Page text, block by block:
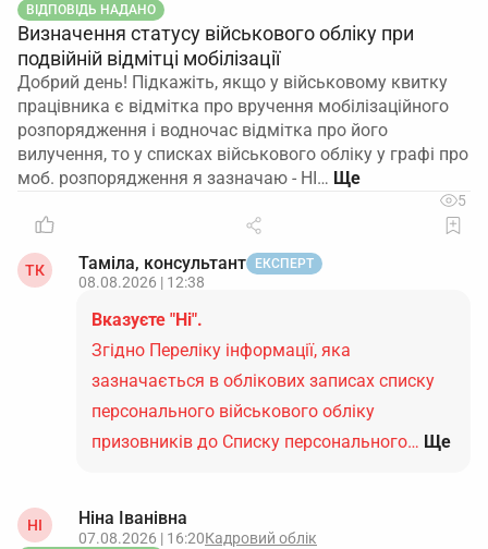
ВІДПОВІДЬ НАДАНО
Визначення статусу військового обліку при
подвійній відмітці мобілізації
Добрий день! Підкажіть, якщо у військовому квитку
працівника є відмітка про вручення мобілізаційного
розпорядження і водночас відмітка про його
вилучення, то у списках військового обліку у графі про
моб. розпорядження я зазначаю - НІ…
5
ТК Таміла, консультант ЕКСПЕРТ
08.08.2026 | 12:38
Вказуєте "Ні".
Згідно Переліку інформації, яка
зазначається в облікових записах списку
персонального військового обліку
призовників до Списку персонального… Ще
НІ Ніна Іванівна
07.08.2026 | 16:20Кадровий облік